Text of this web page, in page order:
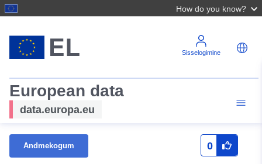
How do you know?
Sisselogimine
European data
data.europa.eu
Andmekogum 0